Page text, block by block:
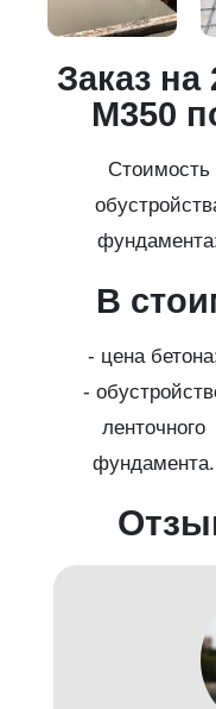
Заказ на
М350
Стоимость
В
- цена
-
ленточного
фундамента.